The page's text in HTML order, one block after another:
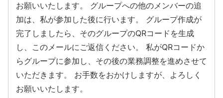
お願いいたします。 グループへの他のメンバーの追
加は、私が参加した後に行います。 グループ作成が
完了しましたら、そのグループのQRコードを生成
し、このメールにご返信ください。 私がQRコードか
らグループに参加し、その後の業務調整を進めさせて
いただきます。 お手数をおかけしますが、よろしく
お願いいたします。